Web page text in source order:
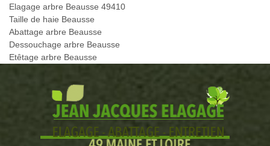
Elagage arbre Beausse 49410
Taille de haie Beausse
Abattage arbre Beausse
Dessouchage arbre Beausse
Etêtage arbre Beausse